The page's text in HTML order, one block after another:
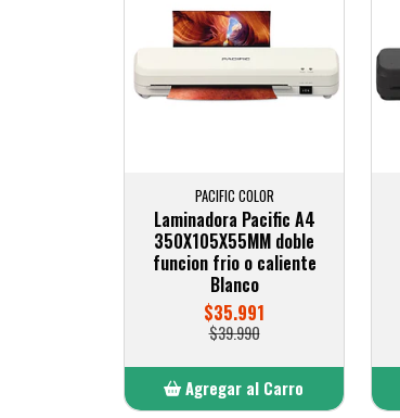
PACIFIC COLOR
Laminadora Pacific A4
350X105X55MM doble
funcion frio o caliente
Blanco
$35.991
$39.990
Agregar al Carro